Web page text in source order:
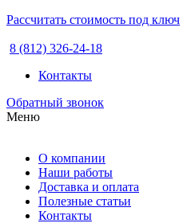
Рассчитать стоимость под ключ
8 (812) 326-24-18
Контакты
Обратный звонок
Меню
О компании
Наши работы
Доставка и оплата
Полезные статьи
Контакты